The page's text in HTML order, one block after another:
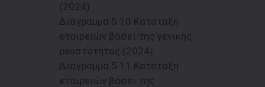
(2024)
Διάγραμμα 5.10 Κατάταξη
εταιρειών βάσει της γενικής
ρευστότητας (2024)
Διάγραμμα 5.11 Κατάταξη
εταιρειών βάσει της